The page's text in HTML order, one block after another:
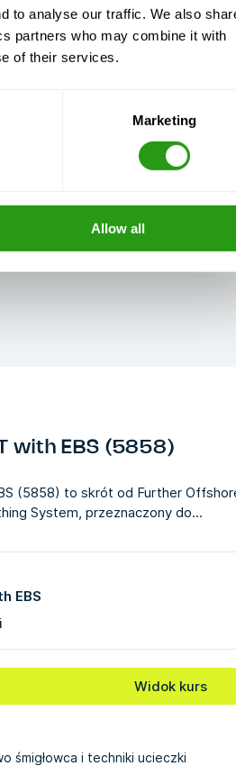
to analyse our traffic. We also
partners who may combine it with
of their services.
Marketing
Allow all
with EBS (5858)
(5858) to skrót od Further
System, przeznaczony do...
EBS
Widok kurs
śmigłowca i techniki ucieczki